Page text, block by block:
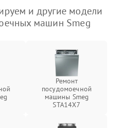
и другие модели
машин Smeg
Ремонт
посудомоечной
машины Smeg
STA14X7